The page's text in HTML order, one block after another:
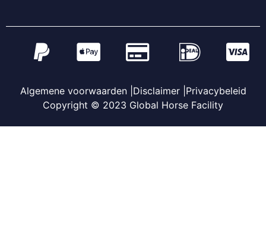
Algemene voorwaarden | Disclaimer | Privacybeleid
Copyright © 2023 Global Horse Facility